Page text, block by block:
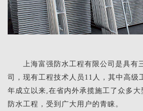
上海富强防水工程有限公司是具有
司，现有工程技术人员11人，其中高级
年成立以来,在省内外承揽施工了众多
防水工程，受到广大用户的青睐。